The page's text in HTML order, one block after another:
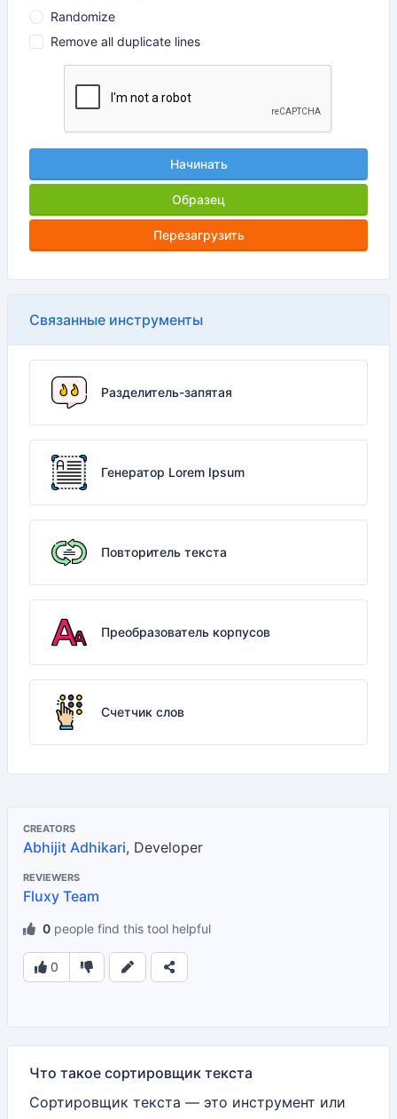
Randomize
Remove all duplicate lines
Начинать
Образец
Перезагрузить
Связанные инструменты
Разделитель-запятая
Генератор Lorem Ipsum
Повторитель текста
Преобразователь корпусов
Счетчик слов
CREATORS
Abhijit Adhikari, Developer
REVIEWERS
Fluxy Team
0 people find this tool helpful
0
Что такое сортировщик текста
Сортировщик текста — это инструмент или